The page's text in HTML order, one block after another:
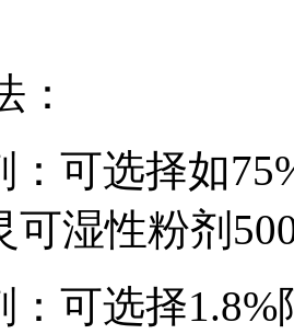
：
：可选择如
可湿性粉剂
：可选择1.8%